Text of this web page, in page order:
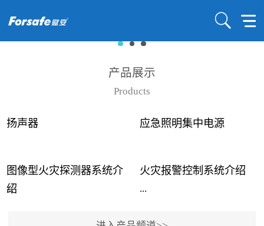
产品展示
Products
扬声器 应急照明集中电源
图像型火灾探测器系统介
绍
...
火灾报警控制系统介绍
...